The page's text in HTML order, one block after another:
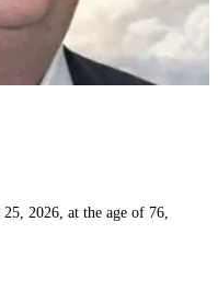
2026, at the age of 76,